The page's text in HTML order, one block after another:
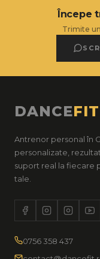
Începe
Trimite
DANCEFIT
Antrenor personal în
personalizate,
suport real la fiecare
tale.
0756 358 437